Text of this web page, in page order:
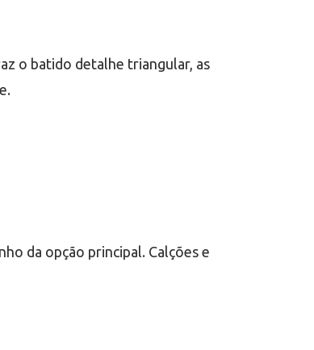
o batido detalhe triangular, as
da opção principal. Calções e